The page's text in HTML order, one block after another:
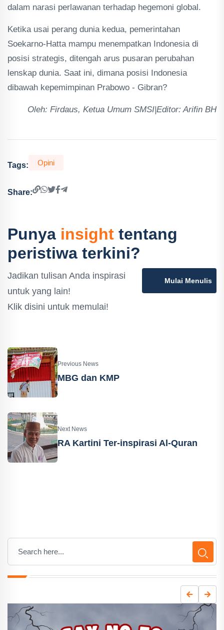
dalam narasi perlawanan terhadap hegemoni global.
Ketika usai perang dunia kedua, pemerintahan
Soekarno-Hatta mampu menempatkan Indonesia di
posisi strategis, ditengah arus pusaran perubahan
lenskap dunia. Saat ini, dimana posisi Indonesia
dibawah kepemimpinan Prabowo - Gibran?
Oleh: Firdaus, Ketua Umum SMSI|Editor: Arifin BH
Tags: Opini
Share:
Punya insight tentang
peristiwa terkini?
Jadikan tulisan Anda inspirasi
untuk yang lain!
Klik disini untuk memulai!
Mulai Menulis
Previous News
MBG dan KMP
Next News
RA Kartini Ter-inspirasi Al-Quran